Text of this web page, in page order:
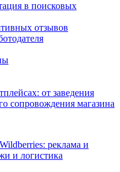
в поисковых
отзывов
от заведения
сопровождения магазина
реклама и
и логистика